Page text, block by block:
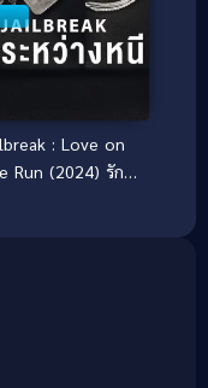
: Love on
Run (2024) รัก